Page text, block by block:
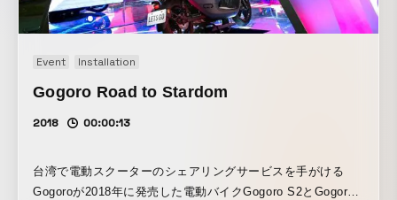
Event Installation
Gogoro Road to Stardom
2018 00:00:13
台湾で電動スクーターのシェアリングサービスを手がける
Gogoroが2018年に発売した電動バイクGogoro S2とGogoro